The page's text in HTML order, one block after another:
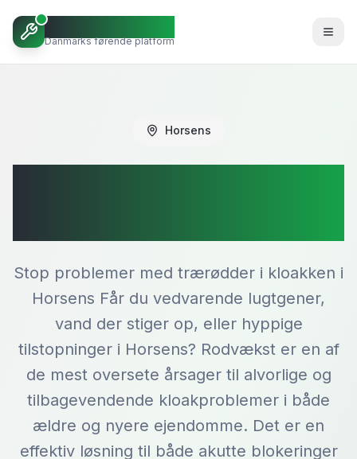
Octoopen VVS
Danmarks førende platform
Horsens
Stop problemer med trærødder i kloakken i
Horsens Får du vedvarende lugtgener,
vand der stiger op, eller hyppige
tilstopninger i Horsens? Rodvækst er en af
de mest oversete årsager til alvorlige og
tilbagevendende kloakproblemer i både
ældre og nyere ejendomme. Det er en
effektiv løsning til både akutte blokeringer